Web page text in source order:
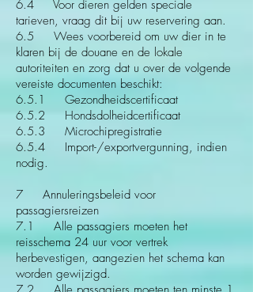
6.4 Voor dieren gelden speciale
tarieven, vraag dit bij uw reservering aan.
6.5 Wees voorbereid om uw dier in te
klaren bij de douane en de lokale
autoriteiten en zorg dat u over de volgende
vereiste documenten beschikt:
6.5.1 Gezondheidscertificaat
6.5.2 Hondsdolheidcertificaat
6.5.3 Microchipregistratie
6.5.4 Import-/exportvergunning, indien
nodig.
7 Annuleringsbeleid voor
passagiersreizen
7.1 Alle passagiers moeten het
reisschema 24 uur voor vertrek
herbevestigen, aangezien het schema kan
worden gewijzigd.